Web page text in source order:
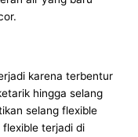
karena terbentur
hingga selang
selang flexible
terjadi di